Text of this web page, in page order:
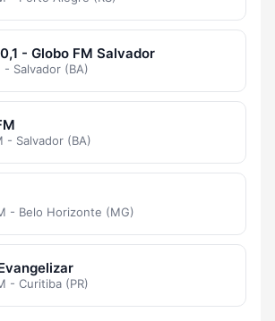
- Globo FM Salvador
- Salvador (BA)
- Salvador (BA)
- Belo Horizonte (MG)
- Curitiba (PR)